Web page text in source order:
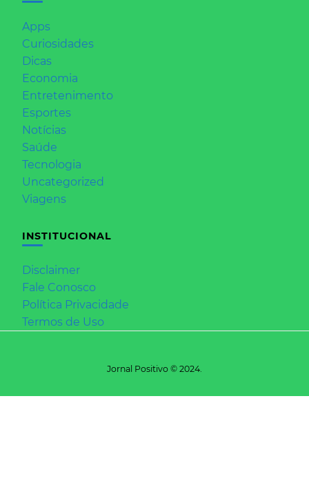
Apps
Curiosidades
Dicas
Economia
Entretenimento
Esportes
Notícias
Saúde
Tecnologia
Uncategorized
Viagens
INSTITUCIONAL
Disclaimer
Fale Conosco
Política Privacidade
Termos de Uso
Jornal Positivo © 2024.